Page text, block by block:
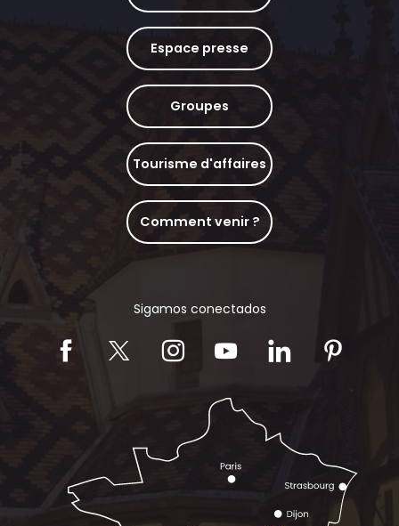
Espace presse
Groupes
Tourisme d'affaires
Comment venir ?
Sigamos conectados